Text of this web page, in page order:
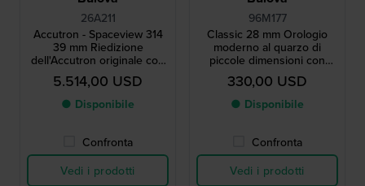
26A211
Accutron - Spaceview 314
39 mm Riedizione
dell'Accutron originale con
movimento proprietario a
diapason
5.514,00 USD
● Disponibile
Confronta
Vedi i prodotti
96M177
Classic 28 mm Orologio
moderno al quarzo di
piccole dimensioni con
quadrante a motivi
330,00 USD
● Disponibile
Confronta
Vedi i prodotti